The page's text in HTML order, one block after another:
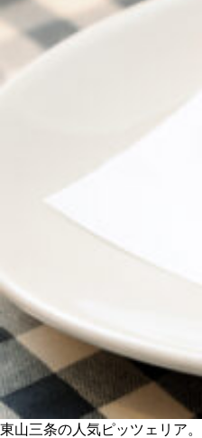
SERIES
Instagram
チケットプレゼン
MAIN MENU
SERIES
東山三条の人気ピッツェリア